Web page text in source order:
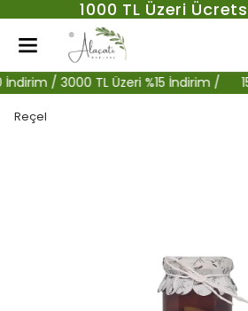
1000 TL Üzeri
/ 3000 TL Üzeri %15 İndirim / 1500
Reçel